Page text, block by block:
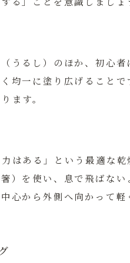
うるし）のほか、初心
均一に塗り広げること
ます。
はある」という最適な
）を使い、息で飛ばな
心から外側へ向かって